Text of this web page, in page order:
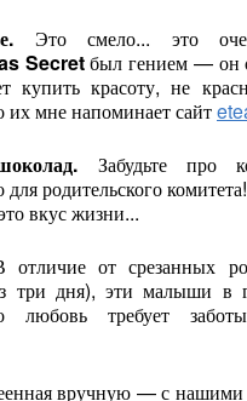
Это смело... это
Secretбыл гением — он
купить красоту, не
их мне напоминает сайт
Забудьте про
родительского
вкус жизни...
отличие от срезанных
три дня), эти малыши
любовь требует
вручную — с нашими